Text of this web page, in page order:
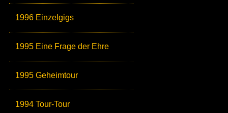
1996 Einzelgigs
1995 Eine Frage der Ehre
1995 Geheimtour
1994 Tour-Tour